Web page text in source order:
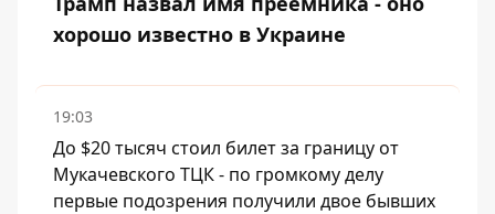
хорошо известно в Украине
19:03
До $20 тысяч стоил билет за границу от
Мукачевского ТЦК - по громкому делу
первые подозрения получили двое бывших